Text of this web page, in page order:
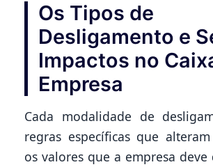
Os Tipos de
Desligamento e
Impactos no
Empresa
Cada modalidade de
regras específicas que
os valores que a empresa deve